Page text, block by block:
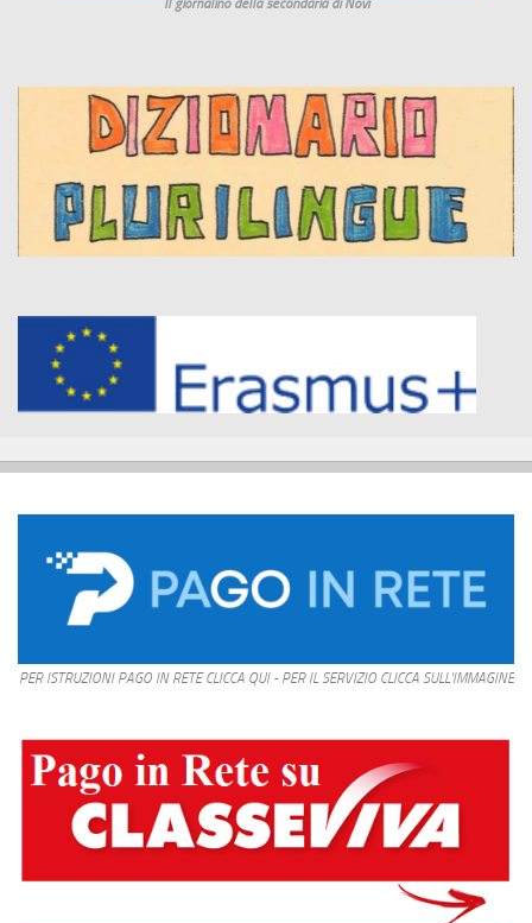
Il giornalino della secondaria di Novi
PER ISTRUZIONI PAGO IN RETE CLICCA QUI - PER IL SERVIZIO CLICCA SULL'IMMAGINE